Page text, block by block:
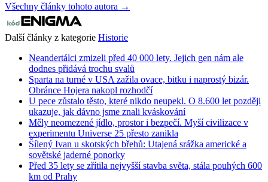
Všechny články tohoto autora →
Další články z kategorie Historie
Neandertálci zmizeli před 40 000 lety. Jejich gen nám ale
dodnes přidává trochu svalů
Sparta na turné v USA zažila ovace, bitku i naprostý bizár.
Obránce Hojera nakopl rozhodčí
U pece zůstalo těsto, které nikdo neupekl. O 8.600 let později
ukazuje, jak dávno jsme znali kváskování
Měly neomezené jídlo, prostor i bezpečí. Myší civilizace v
experimentu Universe 25 přesto zanikla
Šílený Ivan u skotských břehů: Utajená srážka americké a
sovětské jaderné ponorky
Před 35 lety se zřítila nejvyšší stavba světa, stála pouhých 600
km od Prahy